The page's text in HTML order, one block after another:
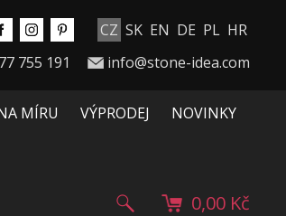
CZ SK EN DE PL HR
755 191
info@stone-idea.com
MÍRU VÝPRODEJ NOVINKY
0,00 Kč